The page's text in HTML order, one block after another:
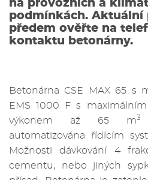
na provozních a
podmínkách. Aktuální
předem ověřte na
kontaktu betonárny.
Betonárna CSE MAX 65 s
EMS 1000 F s
výkonem až 65 m3
automatizována řídícím
Možnosti dávkování 4
cementu, nebo jiných